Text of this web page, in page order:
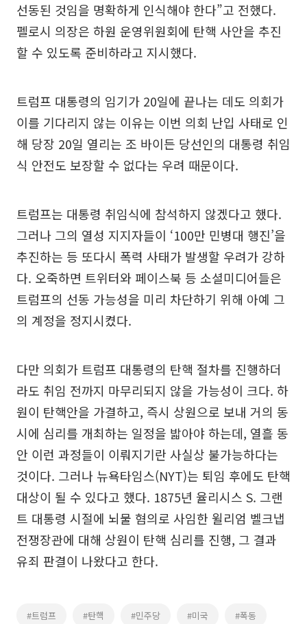
선동된 것임을 명확하게 인식해야 한다”고 전했다.
펠로시 의장은 하원 운영위원회에 탄핵 사안을 추진
할 수 있도록 준비하라고 지시했다.
트럼프 대통령의 임기가 20일에 끝나는 데도 의회가
이를 기다리지 않는 이유는 이번 의회 난입 사태로 인
해 당장 20일 열리는 조 바이든 당선인의 대통령 취임
식 안전도 보장할 수 없다는 우려 때문이다.
트럼프는 대통령 취임식에 참석하지 않겠다고 했다.
그러나 그의 열성 지지자들이 ‘100만 민병대 행진’을
추진하는 등 또다시 폭력 사태가 발생할 우려가 강하
다. 오죽하면 트위터와 페이스북 등 소셜미디어들은
트럼프의 선동 가능성을 미리 차단하기 위해 아예 그
의 계정을 정지시켰다.
다만 의회가 트럼프 대통령의 탄핵 절차를 진행하더
라도 취임 전까지 마무리되지 않을 가능성이 크다. 하
원이 탄핵안을 가결하고, 즉시 상원으로 보내 거의 동
시에 심리를 개최하는 일정을 밟아야 하는데, 열흘 동
안 이런 과정들이 이뤄지기란 사실상 불가능하다는
것이다. 그러나 뉴욕타임스(NYT)는 퇴임 후에도 탄핵
대상이 될 수 있다고 했다. 1875년 율리시스 S. 그랜
트 대통령 시절에 뇌물 혐의로 사임한 윌리엄 벨크냅
전쟁장관에 대해 상원이 탄핵 심리를 진행, 그 결과
유죄 판결이 나왔다고 한다.
#트럼프 #탄핵 #민주당 #미국 #폭동